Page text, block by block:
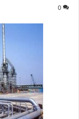
0